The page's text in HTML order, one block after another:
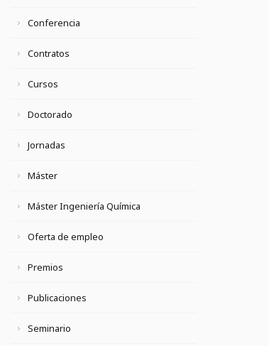
<em> <i> <q cite=""> <strike> <strong>
Conferencia
Contratos
Cursos
Doctorado
Jornadas
Máster
Máster Ingeniería Química
Oferta de empleo
Premios
Publicaciones
Seminario